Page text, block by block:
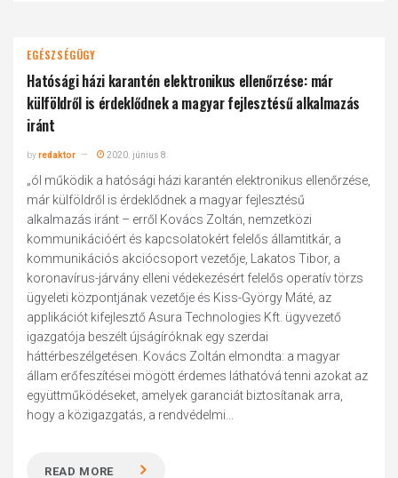
EGÉSZSÉGÜGY
Hatósági házi karantén elektronikus ellenőrzése: már
külföldről is érdeklődnek a magyar fejlesztésű alkalmazás
iránt
byredaktor 2020. június 8.
„ól működik a hatósági házi karantén elektronikus ellenőrzése,
már külföldről is érdeklődnek a magyar fejlesztésű
alkalmazás iránt – erről Kovács Zoltán, nemzetközi
kommunikációért és kapcsolatokért felelős államtitkár, a
kommunikációs akciócsoport vezetője, Lakatos Tibor, a
koronavírus-járvány elleni védekezésért felelős operatív törzs
ügyeleti központjának vezetője és Kiss-György Máté, az
applikációt kifejlesztő Asura Technologies Kft. ügyvezető
igazgatója beszélt újságíróknak egy szerdai
háttérbeszélgetésen. Kovács Zoltán elmondta: a magyar
állam erőfeszítései mögött érdemes láthatóvá tenni azokat az
együttműködéseket, amelyek garanciát biztosítanak arra,
hogy a közigazgatás, a rendvédelmi...
READ MORE